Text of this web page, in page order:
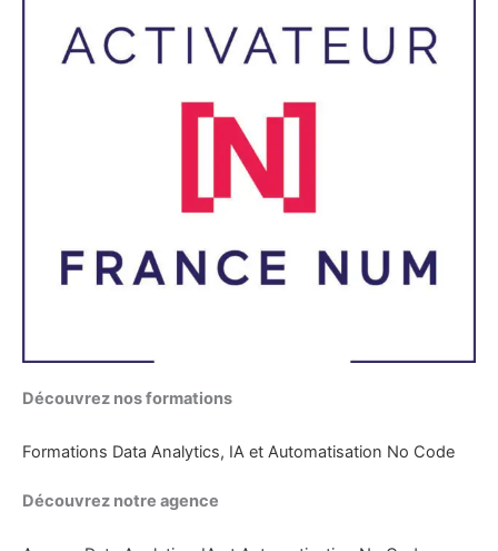
Découvrez nos formations
Formations Data Analytics, IA et Automatisation No Code
Découvrez notre agence